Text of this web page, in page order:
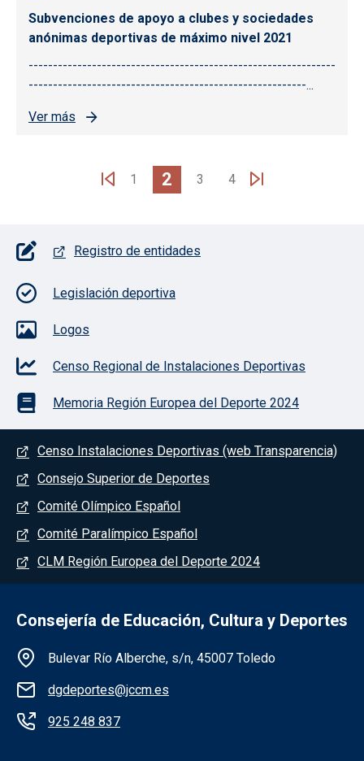
Subvenciones de apoyo a clubes y sociedades
anónimas deportivas de máximo nivel 2021
---------------------------------------------------------------
---------------------------------------------------------...
Ver más
1 2 3 4
Pie de página con iconos
Registro de entidades
Legislación deportiva
Logos
Censo Regional de Instalaciones Deportivas
Memoria Región Europea del Deporte 2024
Menú del pie
Censo Instalaciones Deportivas (web Transparencia)
Consejo Superior de Deportes
Comité Olímpico Español
Comité Paralímpico Español
CLM Región Europea del Deporte 2024
Consejería de Educación, Cultura y Deportes
Información de la institución
Bulevar Río Alberche, s/n, 45007 Toledo
dgdeportes@jccm.es
925 248 837